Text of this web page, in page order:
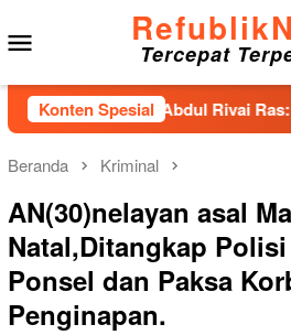
ke
konten
Tercepat
Konten Spesial
Abdul Rivai Ras:
Beranda Kriminal
AN(30)nelayan asal
Natal,Ditangkap
Ponsel dan Paksa
Penginapan.